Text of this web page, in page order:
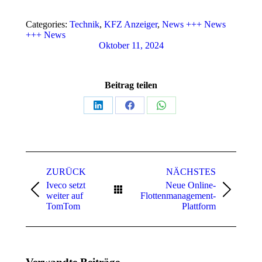
Categories: Technik, KFZ Anzeiger, News +++ News
+++ News
Oktober 11, 2024
Beitrag teilen
Teilen
Teilen
Teilen
ZURÜCK
Vorheriger
Beitrag:
Iveco setzt
weiter auf
TomTom
NÄCHSTES
Nächster
Neue Online-
Flottenmanagement-
Plattform